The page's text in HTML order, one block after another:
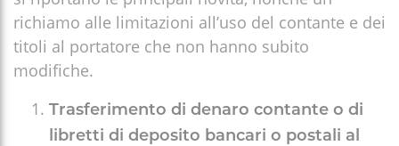
richiamo alle limitazioni all’uso del contante e dei
titoli al portatore che non hanno subito
modifiche.
Trasferimento di denaro contante o di
libretti di deposito bancari o postali al